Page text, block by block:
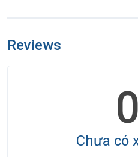
nhập cảnh vì lý do cá nhân hay
●Do các chuyến bay phụ thuộc
một số trường hợp giờ bay có thể
●(Hộ chiếu) Phải còn thời hạn sử
Reviews
0
Chưa có